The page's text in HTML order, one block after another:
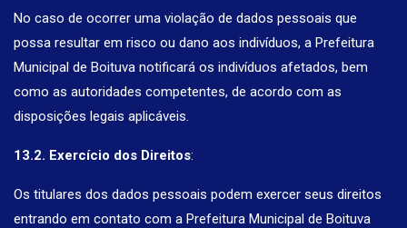
No caso de ocorrer uma violação de dados pessoais que
possa resultar em risco ou dano aos indivíduos, a Prefeitura
Municipal de Boituva notificará os indivíduos afetados, bem
como as autoridades competentes, de acordo com as
disposições legais aplicáveis.
13.2. Exercício dos Direitos:
Os titulares dos dados pessoais podem exercer seus direitos
entrando em contato com a Prefeitura Municipal de Boituva